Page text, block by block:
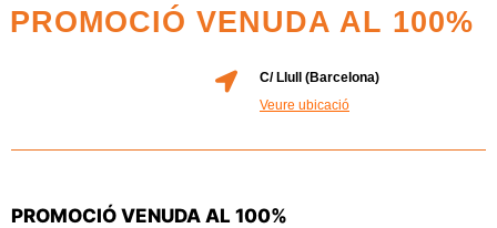
PROMOCIÓ VENUDA AL 100%
C/ Llull (Barcelona)
Veure ubicació
PROMOCIÓ VENUDA AL 100%